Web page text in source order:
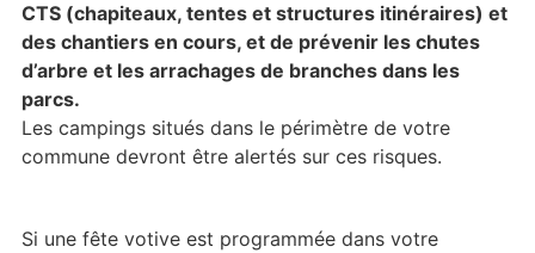
CTS (chapiteaux, tentes et structures itinéraires) et
des chantiers en cours, et de prévenir les chutes
d’arbre et les arrachages de branches dans les
parcs.
Les campings situés dans le périmètre de votre
commune devront être alertés sur ces risques.
Si une fête votive est programmée dans votre